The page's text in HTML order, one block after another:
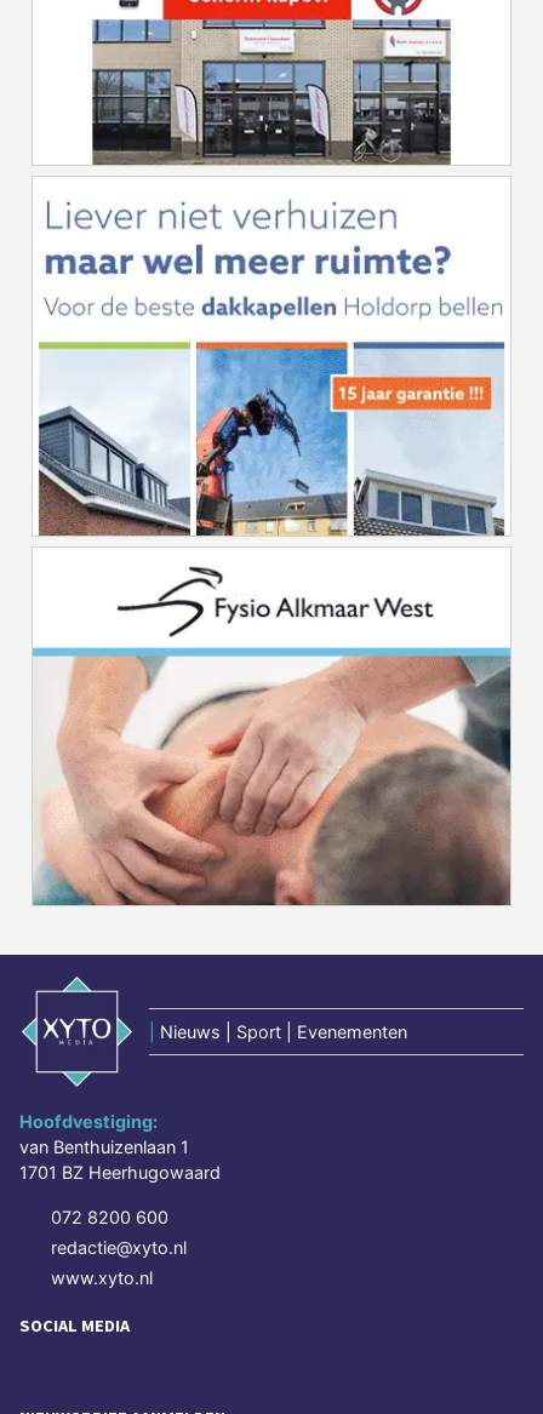
Nieuws | Sport | Evenementen
Hoofdvestiging:
van Benthuizenlaan 1
1701 BZ Heerhugowaard
072 8200 600
redactie@xyto.nl
www.xyto.nl
SOCIAL MEDIA